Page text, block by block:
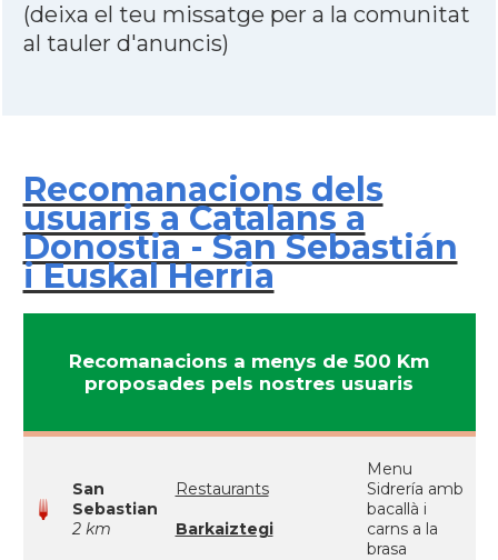
(deixa el teu missatge per a la comunitat
al tauler d'anuncis)
Recomanacions dels
usuaris a Catalans a
Donostia - San Sebastián
i Euskal Herria
Recomanacions a menys de 500 Km
proposades pels nostres usuaris
San
Sebastian
2 km
Restaurants
Barkaiztegi
Menu
Sidrería amb
bacallà i
carns a la
brasa